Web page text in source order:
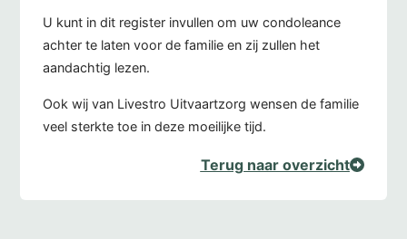
U kunt in dit register invullen om uw condoleance
achter te laten voor de familie en zij zullen het
aandachtig lezen.
Ook wij van Livestro Uitvaartzorg wensen de familie
veel sterkte toe in deze moeilijke tijd.
Terug naar overzicht